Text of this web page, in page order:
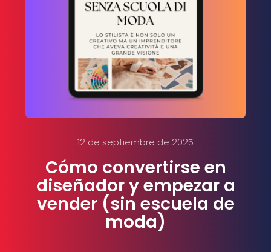
12 de septiembre de 2025
Cómo convertirse en
diseñador y empezar a
vender (sin escuela de
moda)